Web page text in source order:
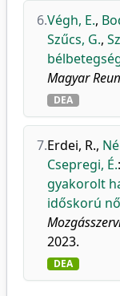
6.Végh, E.,
Szűcs, G.,
Magyar
DEA
7.Erdei, R.,
Csepregi, É.:
gyakorolt
időskorú
2023.
DEA